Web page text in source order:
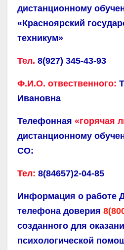
дистанционному
«Красноярский
техникум»
Тел. 8(927) 345-43-93
Ф.И.О. отвественного:
Ивановна
Телефонная «горячая
дистанционному
СО:
Тел: 8(84657)2-04-85
Информация о работе
телефона доверия
созданного для
психологической